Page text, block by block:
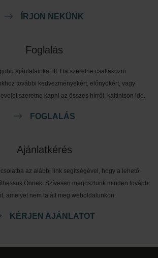
ÍRJON NEKÜNK
Foglalás
ajánlatainkat itt. Ha szeretne csatlakozni
további kedvezményekért, előnyökért, vagy
szeretne kapni az összes hírről, kattintson ide.
FOGLALÁS
Ajánlatkérés
az alábbi link segítségével, hogy a lehető
Önnek. Szívesen megosztunk minden további
amelyet nem talált meg weboldalunkon.
KÉRJEN AJÁNLATOT